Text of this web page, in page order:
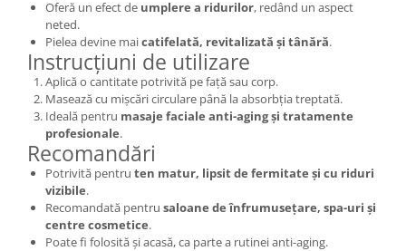
Oferă un efect de umplere a ridurilor, redând un aspect
neted.
Pielea devine maicatifelată, revitalizată și tânără.
Instrucțiuni de utilizare
Aplică o cantitate potrivită pe față sau corp.
Masează cu mișcări circulare până la absorbția treptată.
Ideală pentru masaje faciale anti-aging și tratamente
profesionale.
Recomandări
Potrivită pentru ten matur, lipsit de fermitate și cu riduri
vizibile.
Recomandată pentru saloane de înfrumusețare, spa-uri și
centre cosmetice.
Poate fi folosită și acasă, ca parte a rutinei anti-aging.